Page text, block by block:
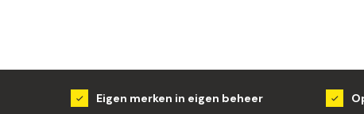
Eigen merken in eigen beheer